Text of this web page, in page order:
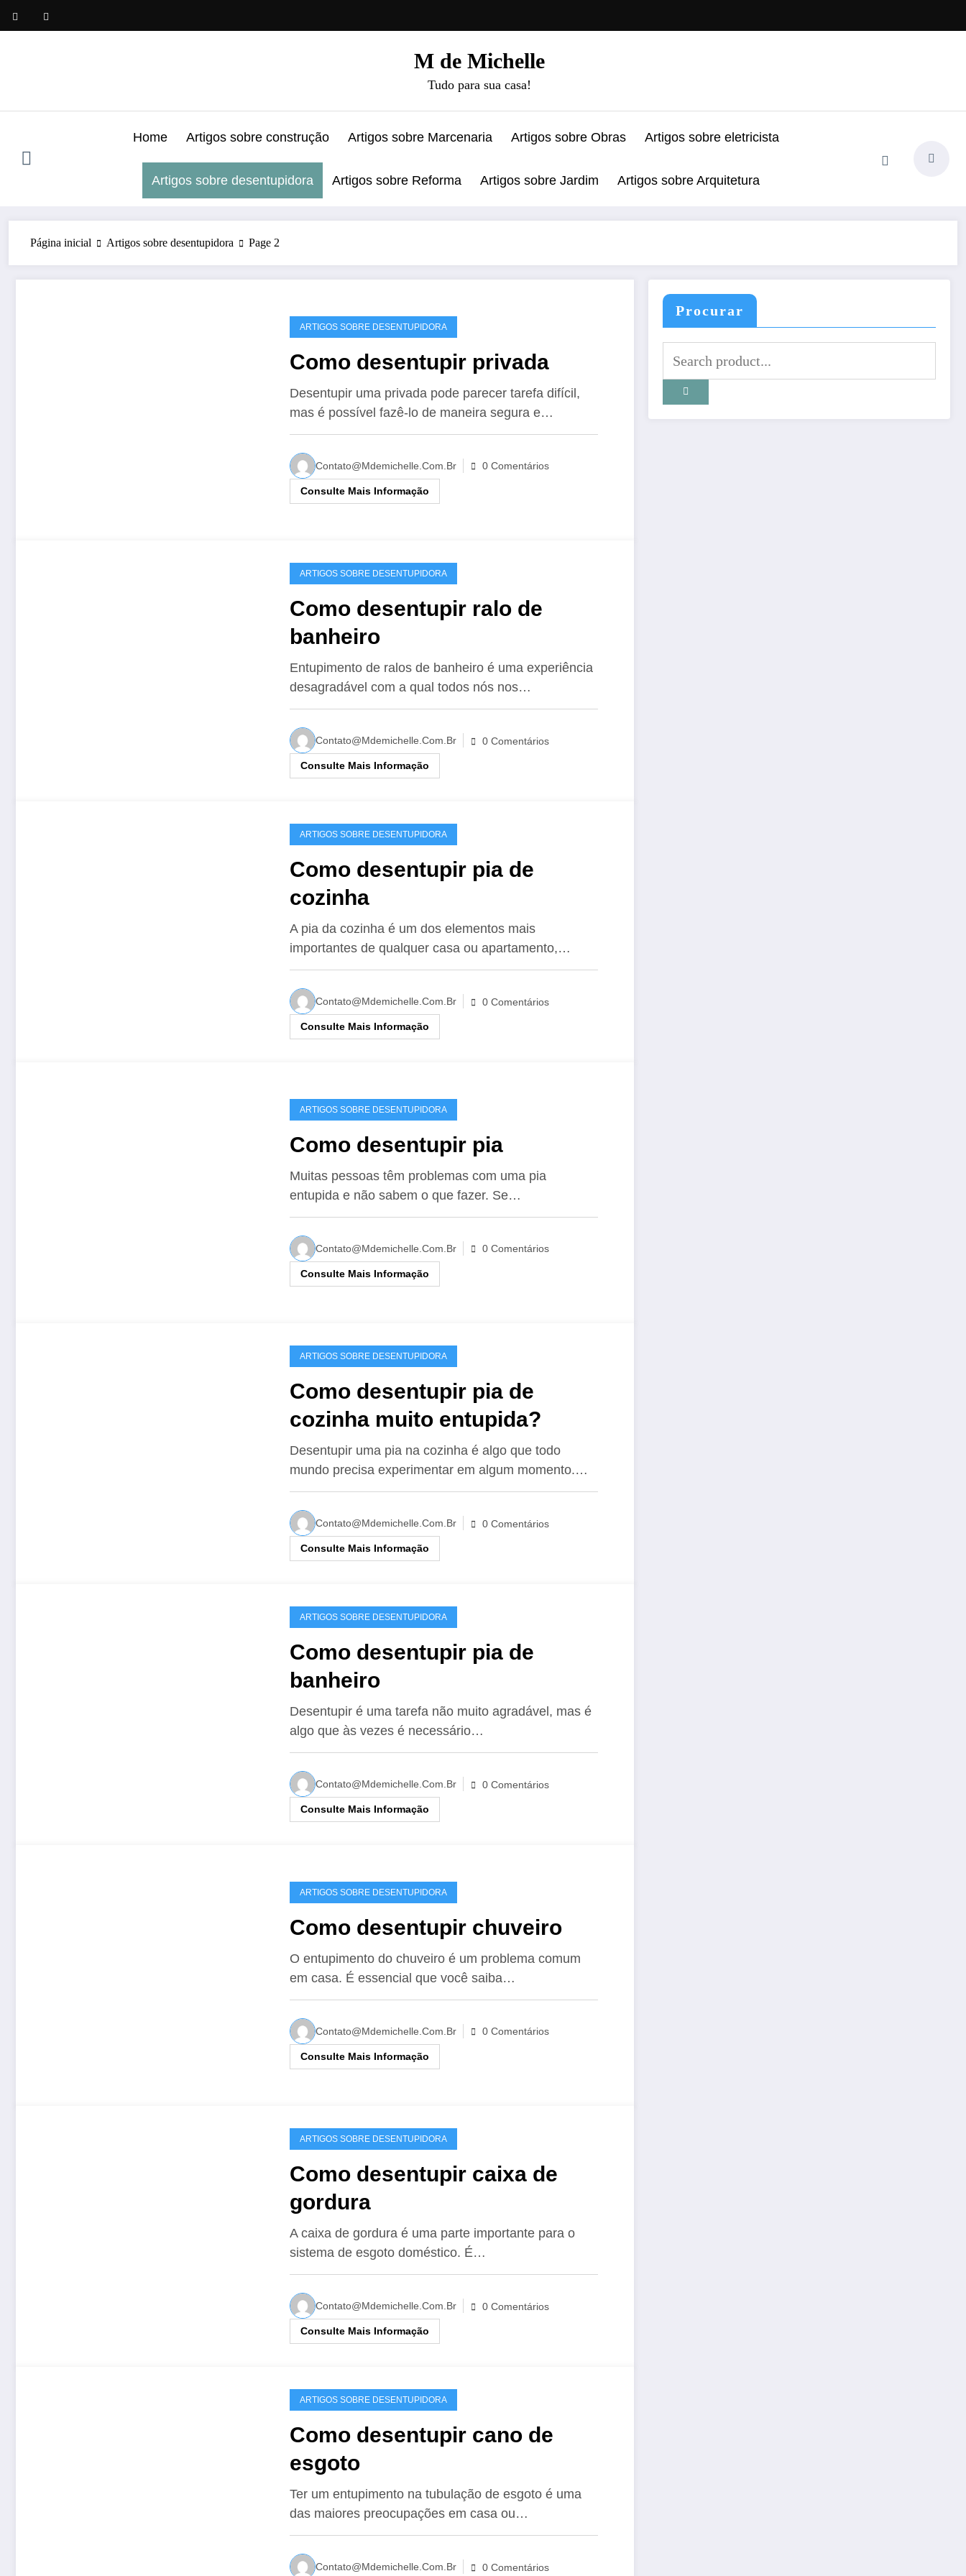
M de Michelle
Tudo para sua casa!
Home Artigos sobre construção Artigos sobre Marcenaria Artigos sobre Obras Artigos sobre eletricista
Artigos sobre desentupidora Artigos sobre Reforma Artigos sobre Jardim Artigos sobre Arquitetura
Página inicial Artigos sobre desentupidora Page 2
ARTIGOS SOBRE DESENTUPIDORA
Como desentupir privada
Desentupir uma privada pode parecer tarefa difícil,
mas é possível fazê-lo de maneira segura e…
Contato@mdemichelle.com.br 0 Comentários
Consulte Mais Informação
ARTIGOS SOBRE DESENTUPIDORA
Como desentupir ralo de
banheiro
Entupimento de ralos de banheiro é uma experiência
desagradável com a qual todos nós nos…
Contato@mdemichelle.com.br 0 Comentários
Consulte Mais Informação
ARTIGOS SOBRE DESENTUPIDORA
Como desentupir pia de
cozinha
A pia da cozinha é um dos elementos mais
importantes de qualquer casa ou apartamento,…
Contato@mdemichelle.com.br 0 Comentários
Consulte Mais Informação
ARTIGOS SOBRE DESENTUPIDORA
Como desentupir pia
Muitas pessoas têm problemas com uma pia
entupida e não sabem o que fazer. Se…
Contato@mdemichelle.com.br 0 Comentários
Consulte Mais Informação
ARTIGOS SOBRE DESENTUPIDORA
Como desentupir pia de
cozinha muito entupida?
Desentupir uma pia na cozinha é algo que todo
mundo precisa experimentar em algum momento.…
Contato@mdemichelle.com.br 0 Comentários
Consulte Mais Informação
ARTIGOS SOBRE DESENTUPIDORA
Como desentupir pia de
banheiro
Desentupir é uma tarefa não muito agradável, mas é
algo que às vezes é necessário…
Contato@mdemichelle.com.br 0 Comentários
Consulte Mais Informação
ARTIGOS SOBRE DESENTUPIDORA
Como desentupir chuveiro
O entupimento do chuveiro é um problema comum
em casa. É essencial que você saiba…
Contato@mdemichelle.com.br 0 Comentários
Consulte Mais Informação
ARTIGOS SOBRE DESENTUPIDORA
Como desentupir caixa de
gordura
A caixa de gordura é uma parte importante para o
sistema de esgoto doméstico. É…
Contato@mdemichelle.com.br 0 Comentários
Consulte Mais Informação
ARTIGOS SOBRE DESENTUPIDORA
Como desentupir cano de
esgoto
Ter um entupimento na tubulação de esgoto é uma
das maiores preocupações em casa ou…
Contato@mdemichelle.com.br 0 Comentários
Procurar